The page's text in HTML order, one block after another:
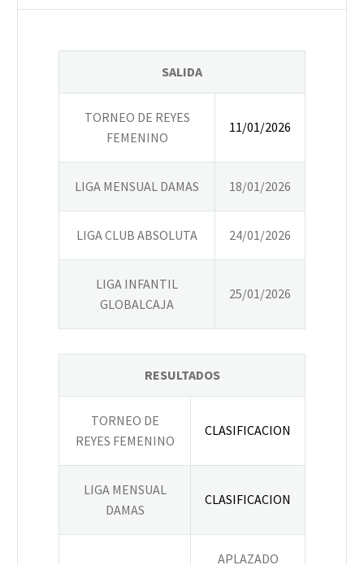
SALIDA
TORNEO DE REYES
FEMENINO
11/01/2026
LIGA MENSUAL DAMAS 18/01/2026
LIGA CLUB ABSOLUTA 24/01/2026
LIGA INFANTIL
GLOBALCAJA
25/01/2026
RESULTADOS
TORNEO DE
REYES FEMENINO
CLASIFICACION
LIGA MENSUAL
DAMAS
CLASIFICACION
APLAZADO